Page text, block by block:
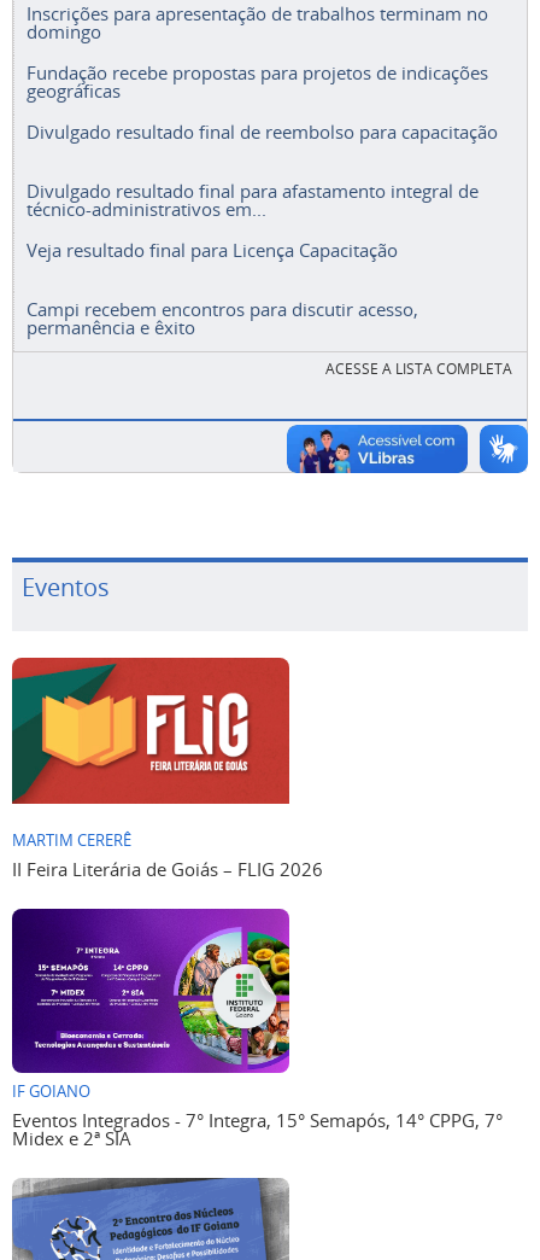
Inscrições para apresentação de trabalhos terminam no
domingo
Fundação recebe propostas para projetos de indicações
geográficas
Divulgado resultado final de reembolso para capacitação
Divulgado resultado final para afastamento integral de
técnico-administrativos em...
Veja resultado final para Licença Capacitação
Campi recebem encontros para discutir acesso,
permanência e êxito
ACESSE A LISTA COMPLETA
Eventos
MARTIM CERERÊ
II Feira Literária de Goiás – FLIG 2026
IF GOIANO
Eventos Integrados - 7° Integra, 15° Semapós, 14° CPPG, 7°
Midex e 2ª SIA